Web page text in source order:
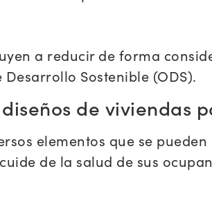
a reducir de forma
Sostenible (ODS).
de viviendas
elementos que se
de la salud de sus